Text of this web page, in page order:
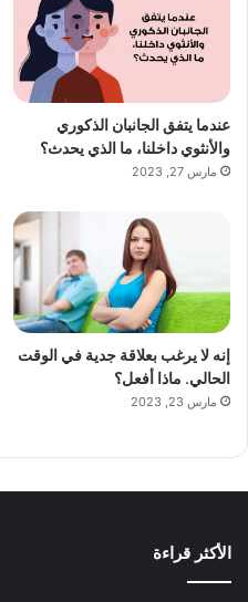
عندما يتفق الجانبان الذكوري
والأنثوي داخلنا، ما الذي يحدث؟
مارس 27, 2023
إنه لا يرغب بعلاقة جدية في الوقت
الحالي. ماذا أفعل؟
مارس 23, 2023
الأكثر قراءة